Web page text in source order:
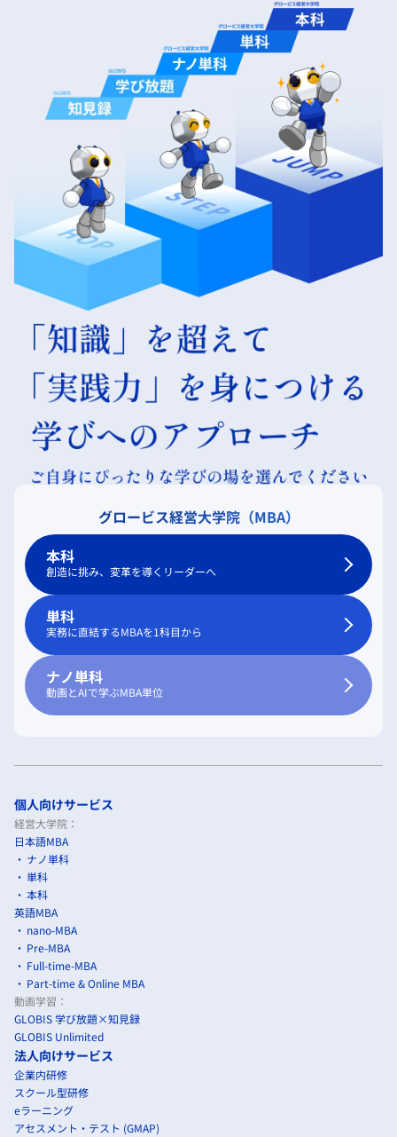
グロービス経営大学院（MBA）
本科
創造に挑み、変革を導くリーダーへ
単科
実務に直結するMBAを1科目から
ナノ単科
動画とAIで学ぶMBA単位
個人向けサービス
経営大学院：
日本語MBA
ナノ単科
単科
本科
英語MBA
nano-MBA
Pre-MBA
Full-time-MBA
Part-time & Online MBA
動画学習：
GLOBIS 学び放題×知見録
GLOBIS Unlimited
法人向けサービス
企業内研修
スクール型研修
eラーニング
アセスメント・テスト (GMAP)